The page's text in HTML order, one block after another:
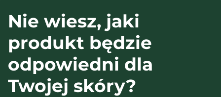
Nie wiesz, jaki
produkt będzie
odpowiedni dla
Twojej skóry?